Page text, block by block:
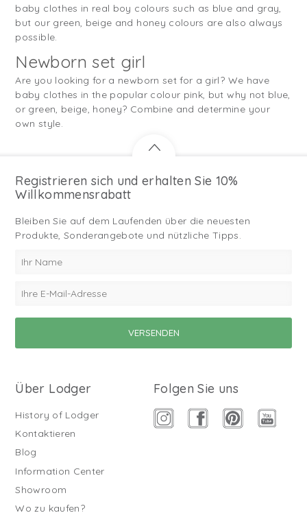
baby clothes in real boy colours such as blue and gray,
but our green, beige and honey colours are also always
possible.
Newborn set girl
Are you looking for a newborn set for a girl? We have
baby clothes in the popular colour pink, but why not blue,
or green, beige, honey? Combine and determine your
own style.
Registrieren sich und erhalten Sie 10%
Willkommensrabatt
Bleiben Sie auf dem Laufenden über die neuesten
Produkte, Sonderangebote und nützliche Tipps.
Über Lodger
History of Lodger
Kontaktieren
Blog
Information Center
Showroom
Wo zu kaufen?
Folgen Sie uns